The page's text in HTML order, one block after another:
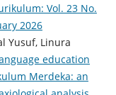
Vol. 23 No.
2026
Yusuf, Linura
education
Merdeka: an